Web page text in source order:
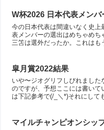
W杯2026 日本代表メンバ
今の日本代表は間違いなく史
表メンバーの選出はめちゃめち
三笘は選外だったか。これはも
皐月賞2022結果
いや〜ジオグリフしびれまし
のですが、予想ここには書い
は下記参考で(/_＼*)それにして
マイルチャンピオンシッ